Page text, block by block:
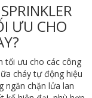
ƯU CHO
tối ưu cho các công
cháy tự động hiệu
ngăn chặn lửa lan